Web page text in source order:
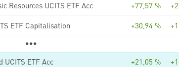
Resources UCITS ETF Acc +77,57 %
ETF Capitalisation +30,94 %
UCITS ETF Acc +21,05 %